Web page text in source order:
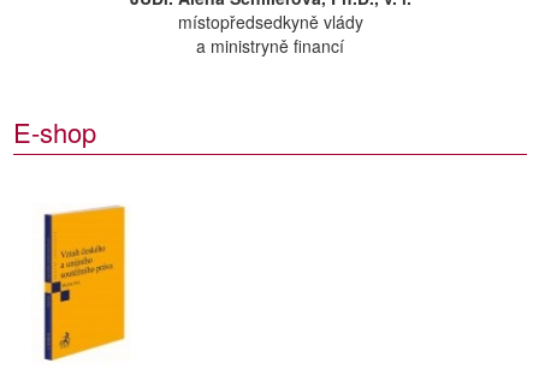
místopředsedkyně vlády
a ministryně financí
E-shop